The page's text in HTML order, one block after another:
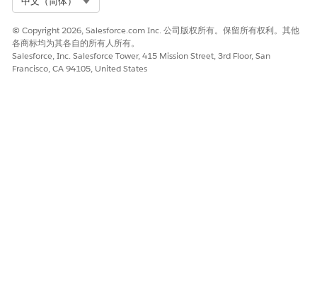
© Copyright 2026, Salesforce.com Inc. 公司版权所有。保留所有权利。其他
各商标均为其各自的所有人所有。
Salesforce, Inc. Salesforce Tower, 415 Mission Street, 3rd Floor, San
Francisco, CA 94105, United States